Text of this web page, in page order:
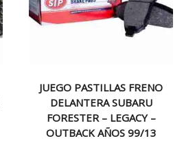
JUEGO PASTILLAS FRENO
DELANTERA SUBARU
FORESTER – LEGACY –
OUTBACK AÑOS 99/13